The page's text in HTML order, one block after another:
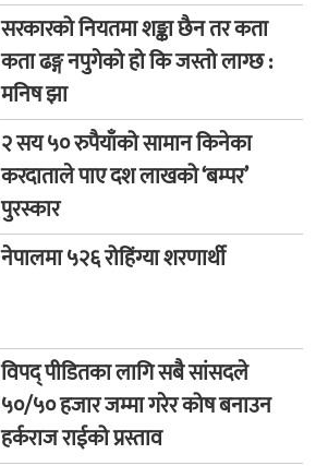
सरकारको नियतमा शङ्का छैन तर कता
कता ढङ्ग नपुगेको हो कि जस्तो लाग्छ :
मनिष झा
२ सय ५० रुपैयाँको सामान किनेका
करदाताले पाए दश लाखको ‘बम्पर’
पुरस्कार
नेपालमा ५२६ रोहिंग्या शरणार्थी
विपद् पीडितका लागि सबै सांसदले
५०/५० हजार जम्मा गरेर कोष बनाउन
हर्कराज राईको प्रस्ताव